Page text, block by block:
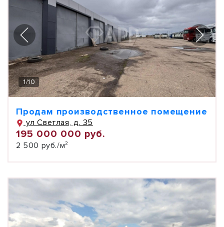
1/10
Продам производственное помещение
ул Светлая, д. 35
195 000 000 руб.
2 500 руб./м²